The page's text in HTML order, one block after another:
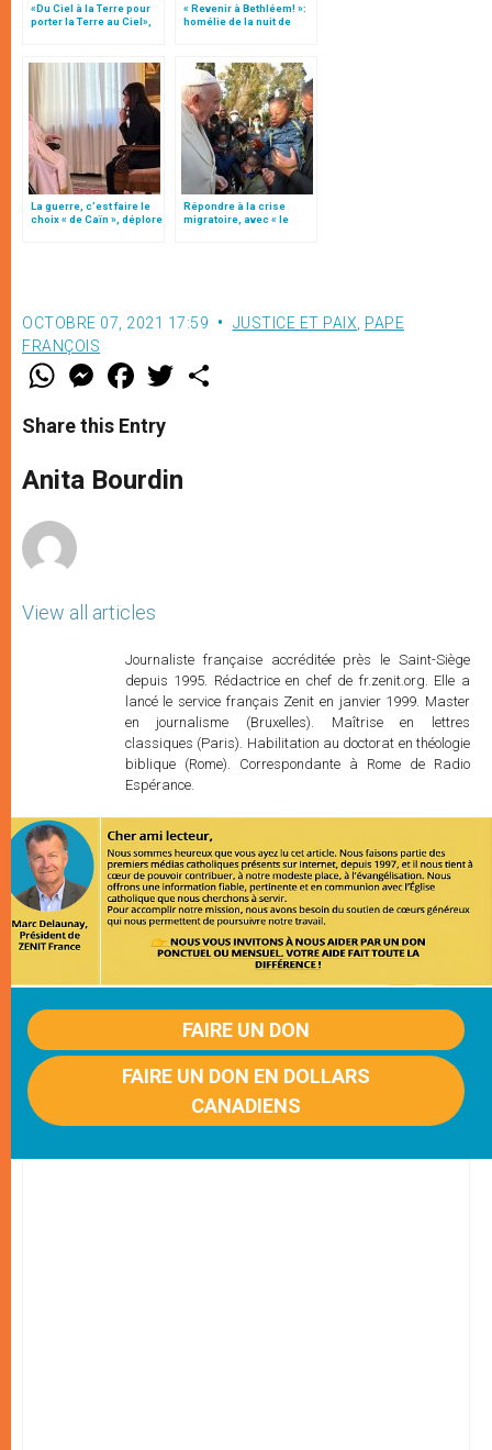
«Du Ciel à la Terre pour
porter la Terre au Ciel»,
« Revenir à Bethléem! »:
homélie de la nuit de
Noël (texte complet)
La guerre, c’est faire le
choix « de Caïn », déplore
Répondre à la crise
migratoire, avec « le
OCTOBRE 07, 2021 17:59 JUSTICE ET PAIX PAPE
FRANÇOIS
W
t
s
p
p
M
e
s
e
g
e
F
a
e
b
o
k
w
r
Share this Entry
Anita Bourdin
View all articles
Journaliste française accréditée près le Saint-Siège
depuis 1995. Rédactrice en chef de fr.zenit.org. Elle a
lancé le service français Zenit en janvier 1999. Master
en journalisme (Bruxelles). Maîtrise en lettres
classiques (Paris). Habilitation au doctorat en théologie
biblique (Rome). Correspondante à Rome de Radio
Espérance.
FAIRE UN DON
FAIRE UN DON EN DOLLARS
CANADIENS